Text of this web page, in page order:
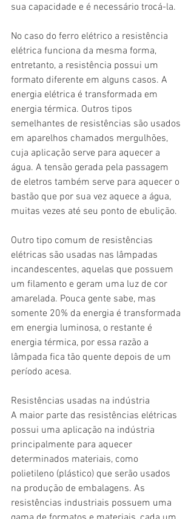
sua capacidade e é necessário trocá-la.
No caso do ferro elétrico a resistência
elétrica funciona da mesma forma,
entretanto, a resistência possui um
formato diferente em alguns casos. A
energia elétrica é transformada em
energia térmica. Outros tipos
semelhantes de resistências são usados
em aparelhos chamados mergulhões,
cuja aplicação serve para aquecer a
água. A tensão gerada pela passagem
de eletros também serve para aquecer o
bastão que por sua vez aquece a água,
muitas vezes até seu ponto de ebulição.
Outro tipo comum de resistências
elétricas são usadas nas lâmpadas
incandescentes, aquelas que possuem
um filamento e geram uma luz de cor
amarelada. Pouca gente sabe, mas
somente 20% da energia é transformada
em energia luminosa, o restante é
energia térmica, por essa razão a
lâmpada fica tão quente depois de um
período acesa.
Resistências usadas na indústria
A maior parte das resistências elétricas
possui uma aplicação na indústria
principalmente para aquecer
determinados materiais, como
polietileno (plástico) que serão usados
na produção de embalagens. As
resistências industriais possuem uma